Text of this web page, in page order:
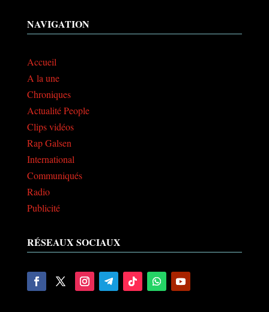
NAVIGATION
Accueil
A la une
Chroniques
Actualité People
Clips vidéos
Rap Galsen
International
Communiqués
Radio
Publicité
RÉSEAUX SOCIAUX